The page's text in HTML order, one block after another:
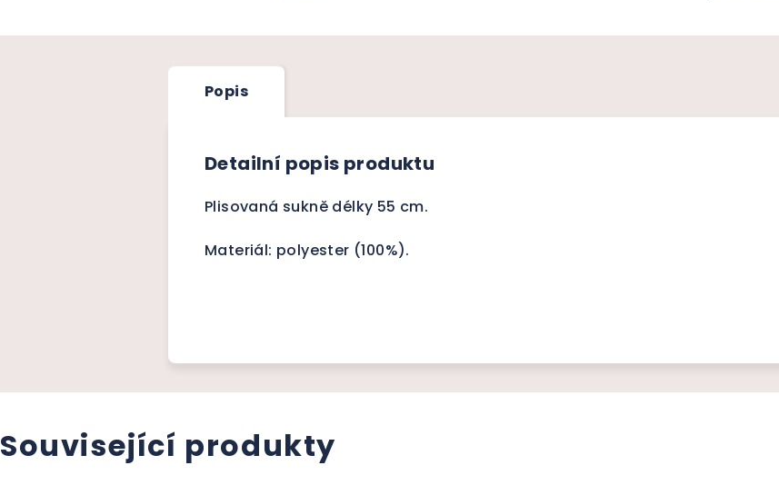
Popis
Detailní popis produktu
Plisovaná sukně délky 55 cm.
Materiál: polyester (100%).
Související produkty